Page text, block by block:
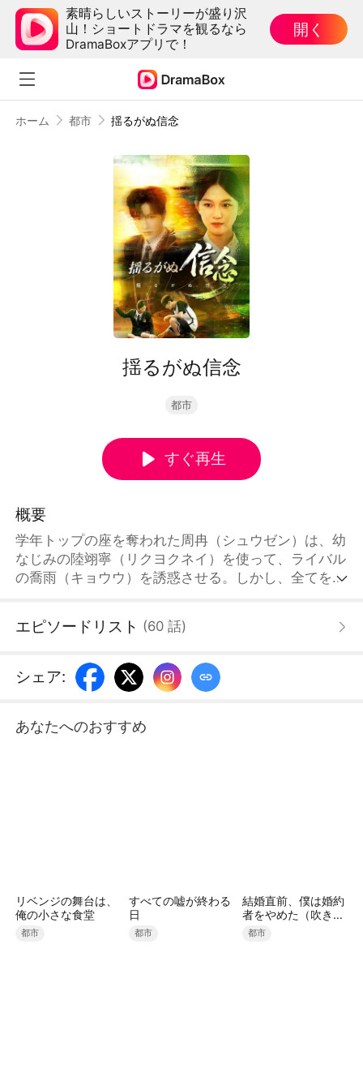
素晴らしいストーリーが盛り沢
山！ショートドラマを観るなら
DramaBoxアプリで！
開く
ホーム 都市 揺るがぬ信念
揺るがぬ信念
都市
すぐ再生
概要
学年トップの座を奪われた周冉（シュウゼン）は、幼
なじみの陸翊寧（リクヨクネイ）を使って、ライバル
の喬雨（キョウウ）を誘惑させる。しかし、全てを見
配信で勝利を見せつけるはずが――喬雨の鮮やかな逆
エピソードリスト (60 話)
シェア:
あなたへのおすすめ
リベンジの舞台は、
俺の小さな食堂
都市
すべての嘘が終わる
日
都市
結婚直前、僕は婚約
者をやめた（吹き替
え）
都市